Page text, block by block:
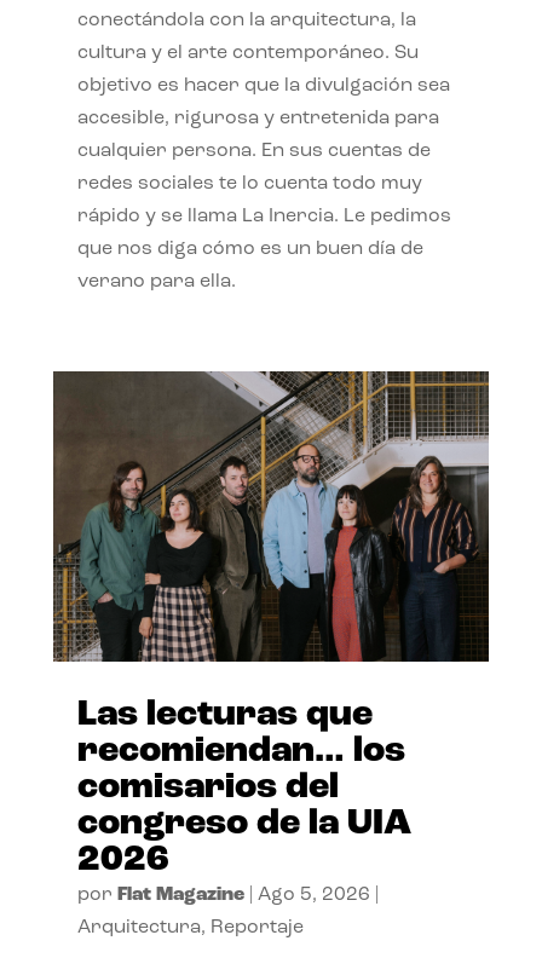
conectándola con la arquitectura, la
cultura y el arte contemporáneo. Su
objetivo es hacer que la divulgación sea
accesible, rigurosa y entretenida para
cualquier persona. En sus cuentas de
redes sociales te lo cuenta todo muy
rápido y se llama La Inercia. Le pedimos
que nos diga cómo es un buen día de
verano para ella.
Las lecturas que
recomiendan… los
comisarios del
congreso de la UIA
2026
por Flat Magazine| Ago 5, 2026
Arquitectura, Reportaje